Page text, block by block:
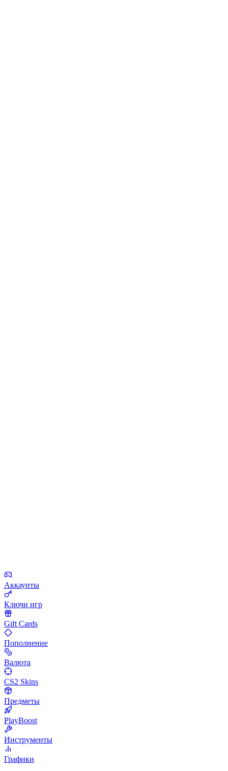
Аккаунты
Ключи игр
Gift Cards
Пополнение
Валюта
CS2 Skins
Предметы
PlayBoost
Инструменты
Графики